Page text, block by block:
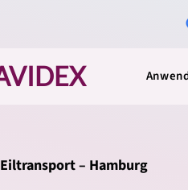
Eiltransport – Hamburg